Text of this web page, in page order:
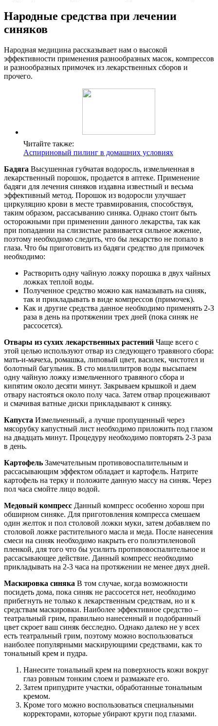
Народные средства при лечении
синяков
Народная медицина рассказывает нам о высокой
эффективности применения разнообразных масок, компрессов
и разнообразных примочек из лекарственных сборов и
прочего.
Читайте также:
Аспириновый пилинг в домашних условиях
Бадяга Высушенная губчатая водоросль, измельченная в
лекарственный порошок, продается в аптеке. Применение
бадяги для лечения синяков издавна известный и весьма
эффективный метод. Порошок из водоросли улучшает
циркуляцию крови в месте травмирования, способствуя,
таким образом, рассасыванию синяка. Однако стоит быть
осторожными при применении данного лекарства, так как
при попадании на слизистые развивается сильное жжение,
поэтому необходимо следить, что бы лекарство не попало в
глаза. Что бы приготовить из бадяги средство для примочек
необходимо:
Растворить одну чайную ложку порошка в двух чайных
ложках теплой воды.
Полученное средство можно как намазывать на синяк,
так и прикладывать в виде компрессов (примочек).
Как и другие средства данное необходимо применять 2-3
раза в день на протяжении трех дней (пока синяк не
рассосется).
Отвары из сухих лекарственных растений Чаще всего с
этой целью используют отвар из следующего травяного сбора:
мать-и-мачеха, ромашка, липовый цвет, василек, чистотел и
болотный багульник. В сто миллилитров воды высыпаем
одну чайную ложку измельченного травяного сбора и
кипятим около десяти минут. Закрываем крышкой и даем
отвару настояться около полу часа. Затем отвар процеживают
и смачивая ватные диски прикладывают к синяку.
Капуста Измельченный, а лучше пропущенный через
мясорубку капустный лист необходимо приложить под глазом
на двадцать минут. Процедуру необходимо повторять 2-3 раза
в день.
Картофель Замечательным противовоспалительным и
рассасывающим эффектом обладает и картофель. Натрите
картофель на терку и положите данную массу на синяк. Через
пол часа смойте лицо водой.
Медовый компресс Данный компресс особенно хорош при
обширном синяке. Для приготовления компресса смешаем
один желток и пол столовой ложки муки, затем добавляем по
столовой ложке растительного масла и меда. После нанесения
смеси на синяк необходимо накрыть его полиэтиленовой
пленкой, для того что бы усилить противовоспалительное и
рассасывающее действие. Данный компресс необходимо
прикладывать на 2-3 часа на протяжении не менее двух дней.
Маскировка синяка В том случае, когда возможности
посидеть дома, пока синяк не рассосется нет, необходимо
прибегнуть не только к лекарственным средствам, но и к
средствам маскировки. Наиболее эффективное средство –
театральный грим, правильно нанесенный и подобранный
цвет скроет ваш синяк бесследно. Однако далеко не у всех
есть театральный грим, поэтому можно воспользоваться
наиболее популярными маскирующими средствами, как то
тональный крем и пудра.
Нанесите тональный крем на поверхность кожи вокруг
глаз ровным тонким слоем и размажьте его.
Затем припудрите участки, обработанные тональным
кремом.
Кроме того можно воспользоваться специальными
корректорами, которые убирают круги под глазами.